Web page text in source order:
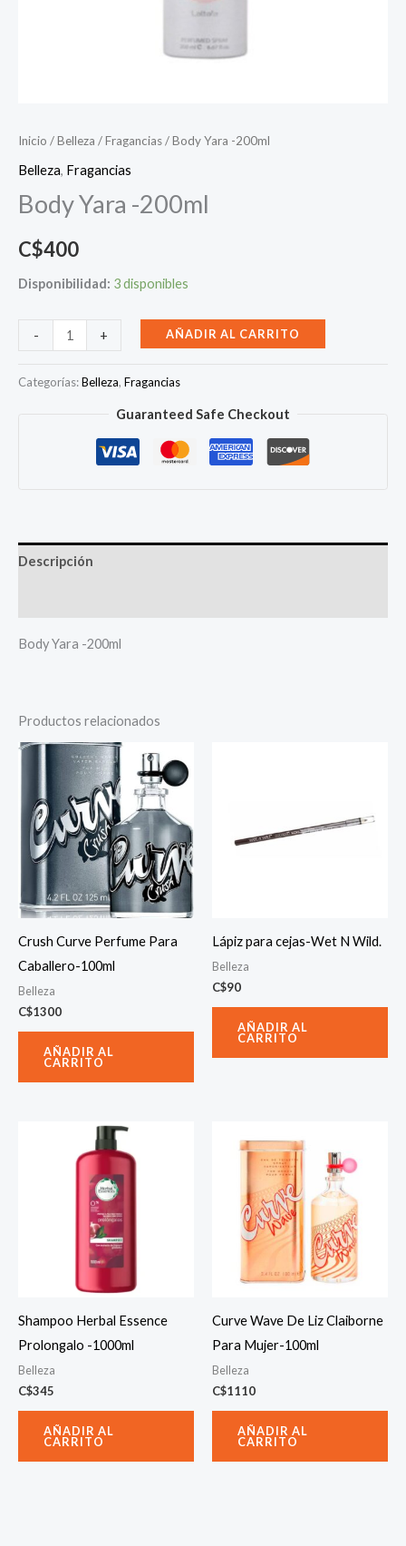
Inicio /Belleza /Fragancias/ Body Yara -200ml
Belleza, Fragancias
Body Yara -200ml
C$400
Disponibilidad: 3 disponibles
-
-200ml
+ AÑADIR AL CARRITO
Categorías:Belleza, Fragancias
Guaranteed Safe Checkout
Descripción
Body Yara -200ml
Productos relacionados
Crush Curve Perfume Para
Caballero-100ml
Belleza
C$1300
AÑADIR AL
CARRITO
Lápiz para cejas-Wet N Wild.
Belleza
C$90
AÑADIR AL
CARRITO
Shampoo Herbal Essence
Prolongalo -1000ml
Belleza
C$345
AÑADIR AL
CARRITO
Curve Wave De Liz Claiborne
Para Mujer-100ml
Belleza
C$1110
AÑADIR AL
CARRITO